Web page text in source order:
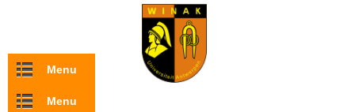
Overslaan en naar de inhoud gaan
Menu
Menu